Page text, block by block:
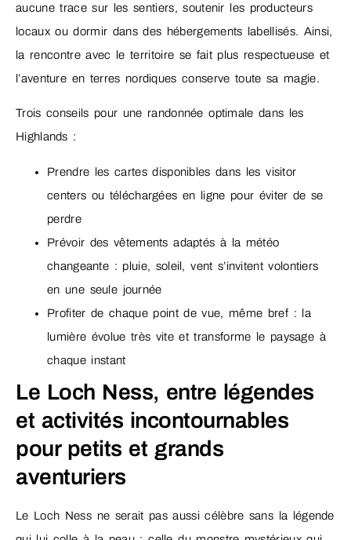
aucune trace sur les sentiers, soutenir les producteurs
locaux ou dormir dans des hébergements labellisés. Ainsi,
la rencontre avec le territoire se fait plus respectueuse et
l’aventure en terres nordiques conserve toute sa magie.
Trois conseils pour une randonnée optimale dans les
Highlands :
Prendre les cartes disponibles dans les visitor
centers ou téléchargées en ligne pour éviter de se
perdre
Prévoir des vêtements adaptés à la météo
changeante : pluie, soleil, vent s’invitent volontiers
en une seule journée
Profiter de chaque point de vue, même bref : la
lumière évolue très vite et transforme le paysage à
chaque instant
Le Loch Ness, entre légendes
et activités incontournables
pour petits et grands
aventuriers
Le Loch Ness ne serait pas aussi célèbre sans la légende